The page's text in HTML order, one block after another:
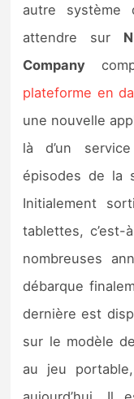
Tests de
Tests
Autres tests
Previews
Sorties de jeux
Bons plans
Guides
autre système
attendre sur
Company
plateforme en
une nouvelle
là d’un
épisodes de la
Initialement
tablettes, c’est-
nombreuses
débarque
dernière est
sur le modèle
au jeu